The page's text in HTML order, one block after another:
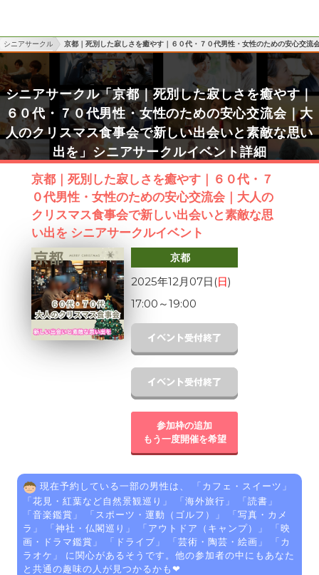
シニアサークル 京都｜死別した寂しさを癒やす｜６０代・７０代男性・女性のための安心交
シニアサークル「京都｜死別した寂しさを癒やす｜
６０代・７０代男性・女性のための安心交流会｜大
人のクリスマス食事会で新しい出会いと素敵な思い
出を」シニアサークルイベント詳細
京都｜死別した寂しさを癒やす｜６０代・７
０代男性・女性のための安心交流会｜大人の
クリスマス食事会で新しい出会いと素敵な思
い出を シニアサークルイベント
京都
2025年12月07日(日)
17:00 ～19:00
参加枠の追加
もう一度開催を希望
現在予約している一部の男性は、 「 カフェ・スイーツ 」
「花見・紅葉など自然景観巡り 」 「海外旅行 」 「読書 」
「音楽鑑賞 」 「 スポーツ・運動（ゴルフ） 」 「写真・カメ
ラ 」 「神社・仏閣巡り 」 「アウトドア（キャンプ） 」 「映
画・ドラマ鑑賞 」 「 ドライブ 」 「芸術・陶芸・絵画 」 「 カ
ラオケ 」 に関心があるそうです。他の参加者の中にもあなた
と共通の趣味の人が見つかるかも❤